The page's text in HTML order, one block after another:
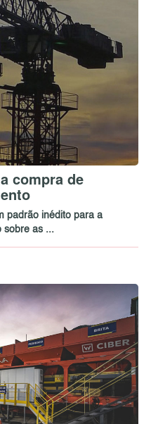
compra de
padrão inédito para a
sobre as ...